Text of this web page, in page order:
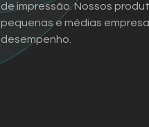
de impressão. Nossos
pequenas e médias
desempenho.